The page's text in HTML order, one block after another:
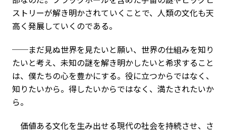
ストリーが解き明かされていくことで、人類の文化も天
高く発展していくのである。
──まだ見ぬ世界を見たいと願い、世界の仕組みを知り
たいと考え、未知の謎を解き明かしたいと希求すること
は、僕たちの心を豊かにする。役に立つからではなく、
知りたいから。得したいからではなく、満たされたいか
ら。
価値ある文化を生み出せる現代の社会を持続させ、さ